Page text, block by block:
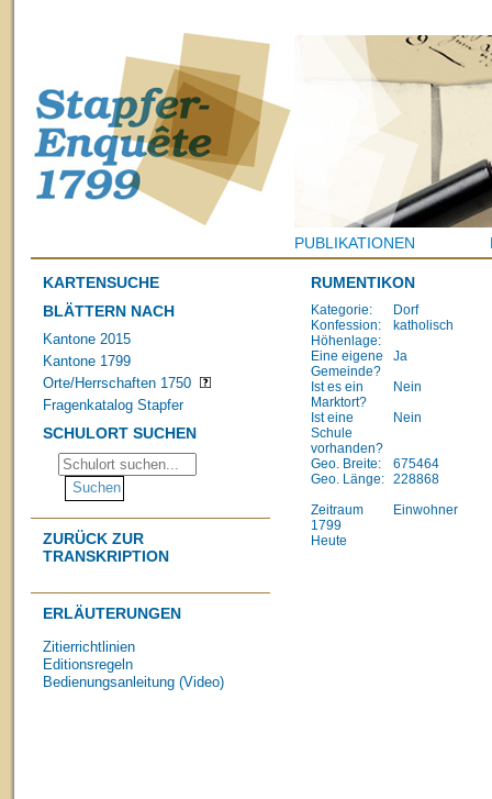
PUBLIKATIONEN
KARTENSUCHE
BLÄTTERN NACH
Kantone 2015
Kantone 1799
Orte/Herrschaften 1750
Fragenkatalog Stapfer
SCHULORT SUCHEN
ZURÜCK ZUR
TRANSKRIPTION
ERLÄUTERUNGEN
Zitierrichtlinien
Editionsregeln
Bedienungsanleitung (Video)
RUMENTIKON
Kategorie:
Dorf
Konfession:
katholisch
Höhenlage:
Eine eigene
Gemeinde?
Ja
Ist es ein
Marktort?
Nein
Ist eine
Schule
vorhanden?
Nein
Geo. Breite:
675464
Geo. Länge: 228868
Zeitraum
Einwohner
1799
Heute